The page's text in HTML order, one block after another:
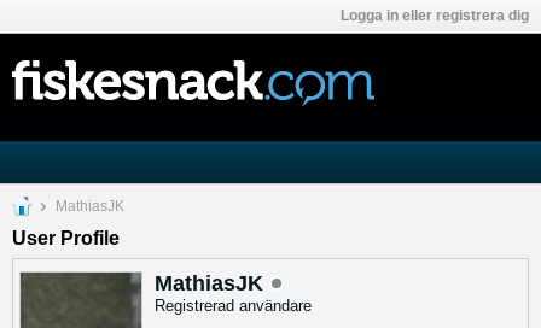
Logga in eller registrera dig
MathiasJK
User Profile
MathiasJK
Registrerad användare